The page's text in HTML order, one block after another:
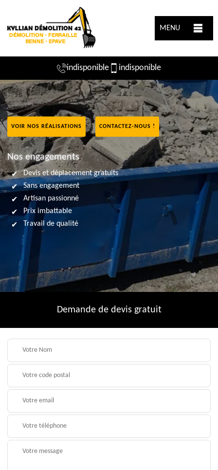
MENU
indisponible indisponible
VOIR NOS RÉALISATIONS CONTACTEZ-NOUS !
Nos engagements
Devis et déplacement gratuits
Sans engagement
Artisan passionné
Prix imbattable
Travail de qualité
Demande de devis gratuit